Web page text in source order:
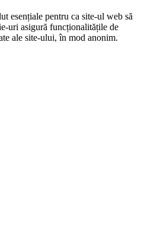
esențiale pentru ca site-ul web să
uri asigură funcționalitățile de
ale site-ului, în mod anonim.